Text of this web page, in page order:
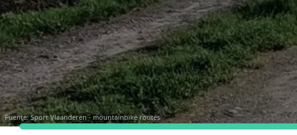
Fuente:Sport Vlaanderen - mountainbike routes